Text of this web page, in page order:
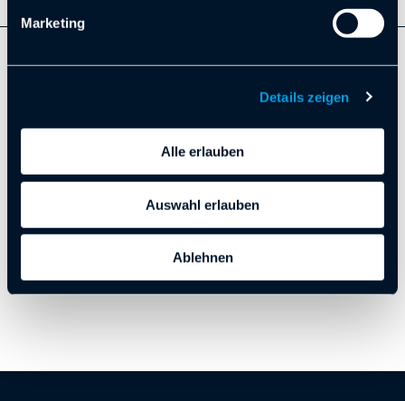
Marketing
Details zeigen
Alle erlauben
Auswahl erlauben
Ablehnen
VORIGER NÄCHSTER